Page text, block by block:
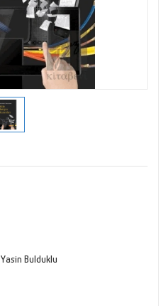
Yasin Bulduklu